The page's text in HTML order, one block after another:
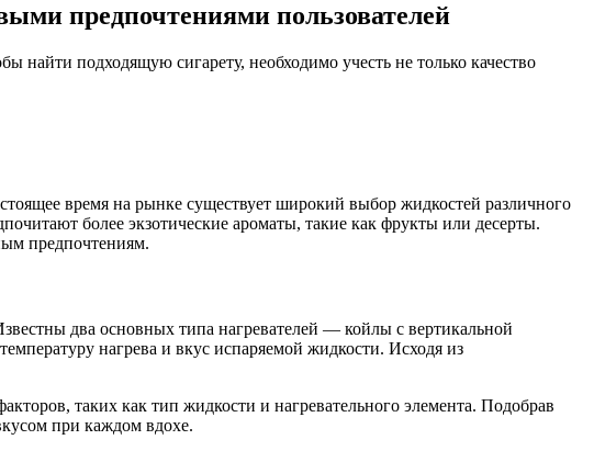
предпочтениями пользователей
найти подходящую сигарету, необходимо учесть не только качество
время на рынке существует широкий выбор жидкостей различного
более экзотические ароматы, такие как фрукты или десерты.
предпочтениям.
два основных типа нагревателей — койлы с вертикальной
нагрева и вкус испаряемой жидкости. Исходя из
таких как тип жидкости и нагревательного элемента. Подобрав
при каждом вдохе.